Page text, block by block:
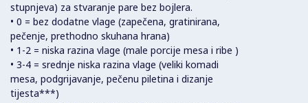
stupnjeva) za stvaranje pare bez bojlera.
• 0 = bez dodatne vlage (zapečena, gratinirana,
pečenje, prethodno skuhana hrana)
• 1-2 = niska razina vlage (male porcije mesa i ribe )
• 3-4 = srednje niska razina vlage (veliki komadi
mesa, podgrijavanje, pečenu piletina i dizanje
tijesta***)